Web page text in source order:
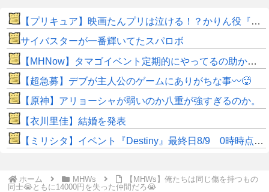
【プリキュア】映画たんプリは泣ける！？かりん役『鬼頭明里さん』アラン役『島﨑信長さん』レイン役『内山昂輝さん』だと判明！！
サイバスターが一番輝いてたスパロボ
【MHNow】タマゴイベント定期的にやってるの助かるよね
【超急募】デブが主人公のゲームにありがちな事〰🥵
【原神】アリョーシャが弱いのか八重が強すぎるのか。
【衣川里佳】結婚を発表
【ミリシタ】イベント『Destiny』最終日8/9 0時時点でのポイント、ハイスコアのボーダー
ホーム MHWs
【MHWs】俺たちは同じ傷を持つもの
同士😭ともに14000円を失った仲間だろ😭